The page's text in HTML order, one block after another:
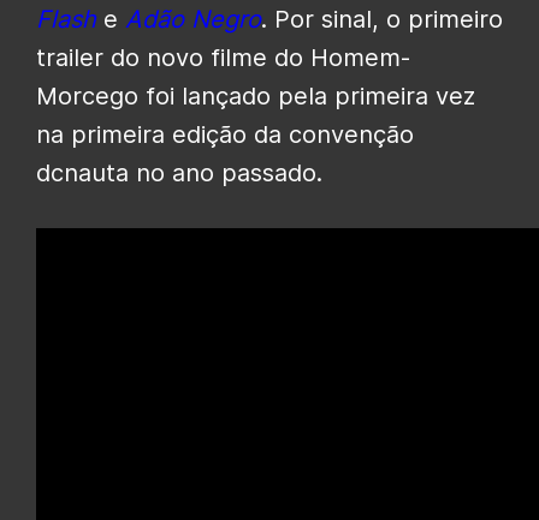
Flashe Adão Negro. Por sinal, o primeiro
trailer do novo filme do Homem-
Morcego foi lançado pela primeira vez
na primeira edição da convenção
dcnauta no ano passado.